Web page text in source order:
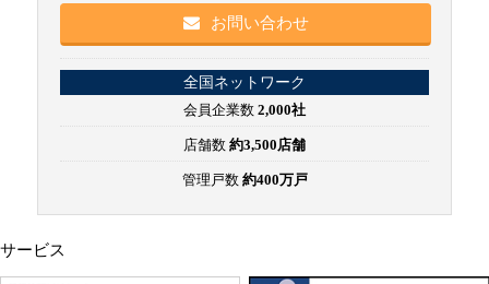
お問い合わせ
全国ネットワーク
会員企業数 2,000社
店舗数 約3,500店舗
管理戸数 約400万戸
サービス